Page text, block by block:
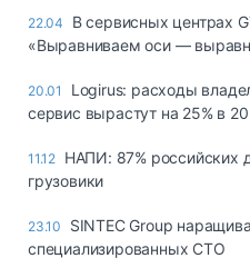
22.04
В сервисных центрах
«Выравниваем оси —
20.01
Logirus: расходы
сервис вырастут на 25% в
11.12 НАПИ: 87% российских
грузовики
23.10
SINTEC Group
специализированных СТО